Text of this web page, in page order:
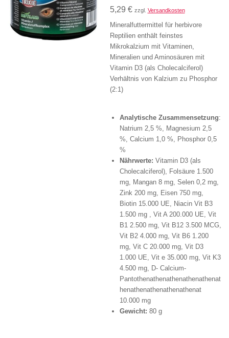
5,29 € zzgl. Versandkosten
Mineralfuttermittel für herbivore
Reptilien enthält feinstes
Mikrokalzium mit Vitaminen,
Mineralien und Aminosäuren mit
Vitamin D3 (als Cholecalciferol)
Verhältnis von Kalzium zu Phosphor
(2:1)
Analytische Zusammensetzung:
Natrium 2,5 %, Magnesium 2,5
%, Calcium 1,0 %, Phosphor 0,5
%
Nährwerte: Vitamin D3 (als
Cholecalciferol), Folsäure 1.500
mg, Mangan 8 mg, Selen 0,2 mg,
Zink 200 mg, Eisen 750 mg,
Biotin 15.000 UE, Niacin Vit B3
1.500 mg , Vit A 200.000 UE, Vit
B1 2.500 mg, Vit B12 3.500 MCG,
Vit B2 4.000 mg, Vit B6 1.200
mg, Vit C 20.000 mg, Vit D3
1.000 UE, Vit e 35.000 mg, Vit K3
4.500 mg, D- Calcium-
Pantothenathenathenathenathenat
henathenathenathenathenat
10.000 mg
Gewicht: 80 g